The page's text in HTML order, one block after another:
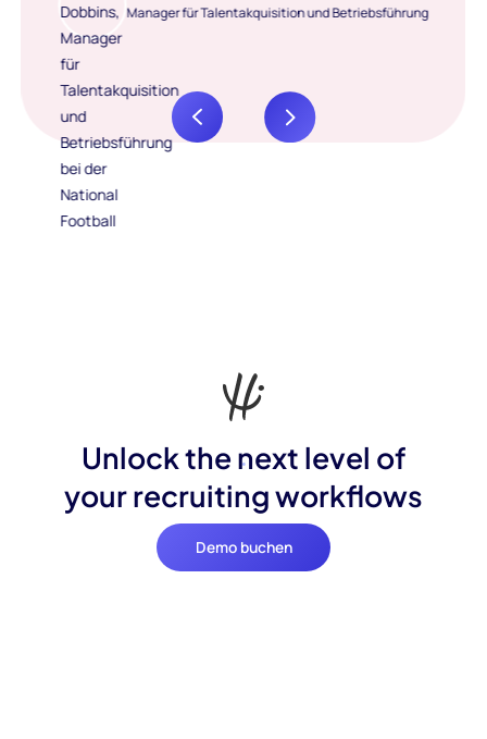
Manager für Talentakquisition und Betriebsführung
Unlock the next level of
your recruiting workflows
Demo buchen